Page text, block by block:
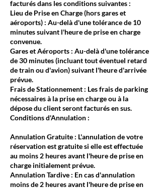
facturés dans les conditions suivantes :
Lieu de Prise en Charge (hors gares et
aéroports) : Au-delà d'une tolérance de 10
minutes suivant l'heure de prise en charge
convenue.
Gares et Aéroports : Au-delà d'une tolérance
de 30 minutes (incluant tout éventuel retard
de train ou d'avion) suivant l'heure d'arrivée
prévue.
Frais de Stationnement : Les frais de parking
nécessaires à la prise en charge ou à la
dépose du client seront facturés en sus.
Conditions d'Annulation :
Annulation Gratuite : L'annulation de votre
réservation est gratuite si elle est effectuée
au moins 2 heures avant l'heure de prise en
charge initialement prévue.
Annulation Tardive : En cas d'annulation
moins de 2 heures avant l'heure de prise en